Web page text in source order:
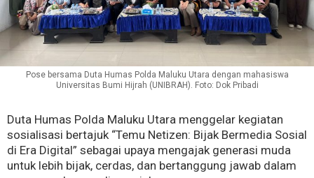
Pose bersama Duta Humas Polda Maluku Utara dengan mahasiswa
Universitas Bumi Hijrah (UNIBRAH). Foto: Dok Pribadi
Duta Humas Polda Maluku Utara menggelar kegiatan
sosialisasi bertajuk “Temu Netizen: Bijak Bermedia Sosial
di Era Digital” sebagai upaya mengajak generasi muda
untuk lebih bijak, cerdas, dan bertanggung jawab dalam